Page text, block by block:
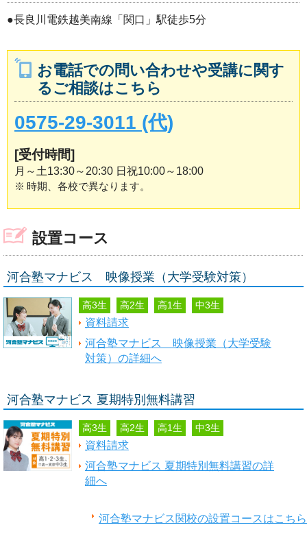
●長良川電鉄越美南線「関口」駅徒歩5分
お電話での問い合わせや受講に関す
るご相談はこちら
0575-29-3011 (代)
[受付時間]
月～土13:30～20:30 日祝10:00～18:00
※ 時期、各校で異なります。
設置コース
河合塾マナビス関校の設置コースはこちら
河合塾マナビス 映像授業（大学受験対策）
高3生 高2生 高1生 中3生
資料請求
河合塾マナビス 映像授業（大学受験
対策）の詳細へ
河合塾マナビス 夏期特別無料講習
高3生 高2生 高1生 中3生
資料請求
河合塾マナビス 夏期特別無料講習の詳
細へ